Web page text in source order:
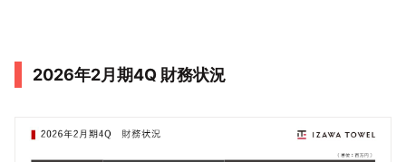
2026年2月期4Q 財務状況